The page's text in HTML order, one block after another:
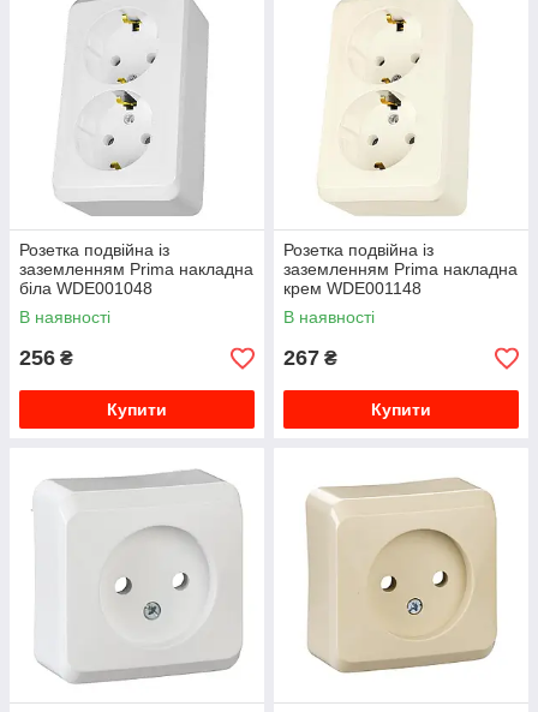
Розетка подвійна із
заземленням Prima накладна
біла WDE001048
В наявності
256 ₴
Купити
Розетка подвійна із
заземленням Prima накладна
крем WDE001148
В наявності
267 ₴
Купити